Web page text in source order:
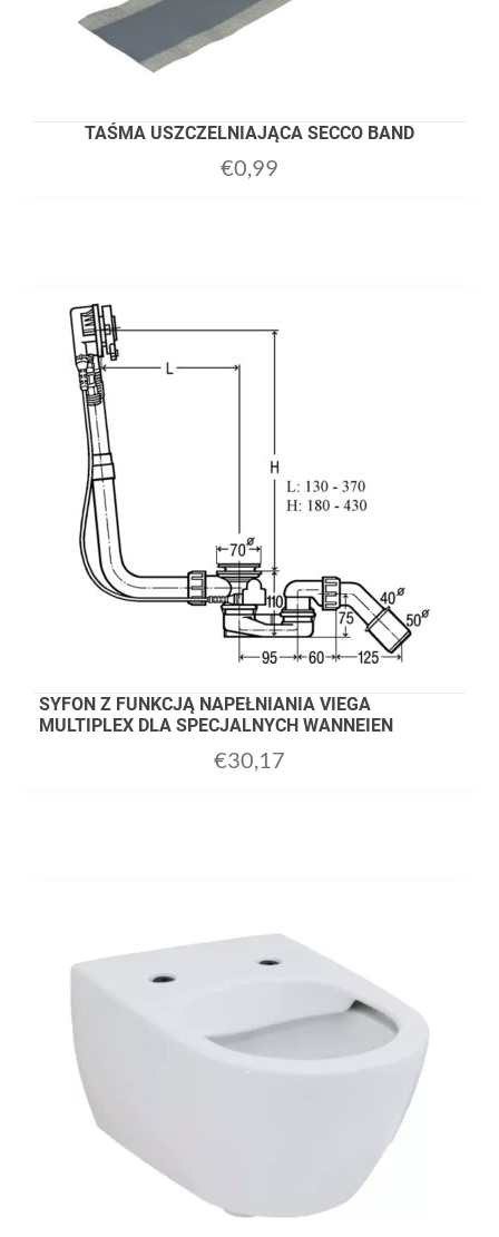
TAŚMA USZCZELNIAJĄCA SECCO BAND
€0,99
SYFON Z FUNKCJĄ NAPEŁNIANIA VIEGA
MULTIPLEX DLA SPECJALNYCH WANNEIEN
€30,17